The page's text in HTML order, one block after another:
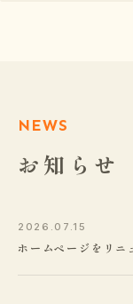
植栽工事後
え方など、
NEWS
お知らせ
2026.07.15
ホームページをリニ